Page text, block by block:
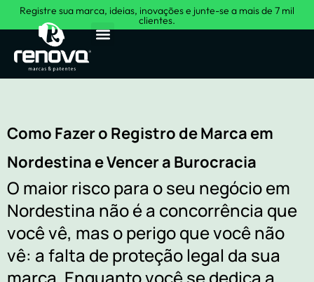
Registre sua marca, ideias, inovações e junte-se a mais de 7 mil
clientes.
Como Fazer o Registro de Marca em
Nordestina e Vencer a Burocracia
O maior risco para o seu negócio em
Nordestina não é a concorrência que
você vê, mas o perigo que você não
vê: a falta de proteção legal da sua
marca. Enquanto você se dedica a